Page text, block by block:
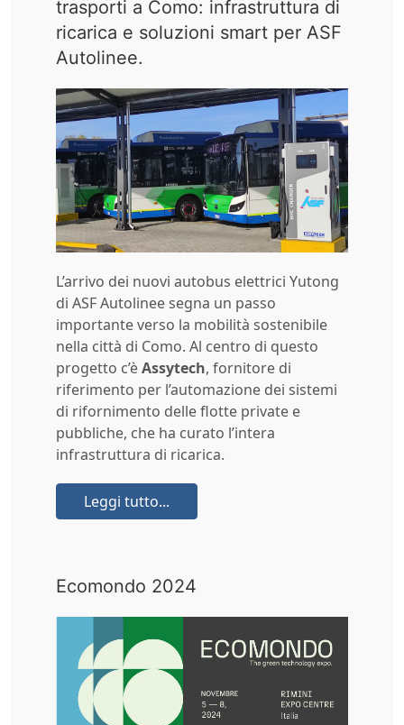
trasporti a Como: infrastruttura di
ricarica e soluzioni smart per ASF
Autolinee.
L’arrivo dei nuovi autobus elettrici Yutong
di ASF Autolinee segna un passo
importante verso la mobilità sostenibile
nella città di Como. Al centro di questo
progetto c’èAssytech, fornitore di
riferimento per l’automazione dei sistemi
di rifornimento delle flotte private e
pubbliche, che ha curato l’intera
infrastruttura di ricarica.
Leggi tutto...
Ecomondo 2024